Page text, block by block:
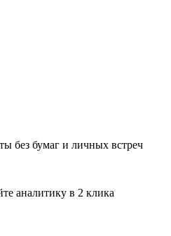
без бумаг и личных встреч
аналитику в 2 клика